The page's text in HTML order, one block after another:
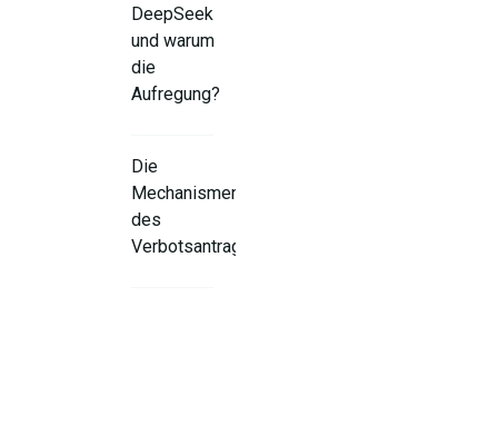
DeepSeek
und warum
die
Aufregung?
Die
Mechanismen
des
Verbotsantrags